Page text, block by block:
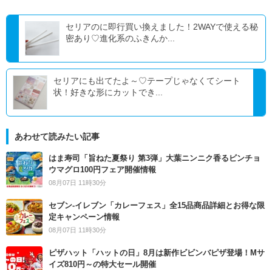
セリアのに即行買い換えました！2WAYで使える秘
密あり♡進化系のふきんか...
セリアにも出てたよ～♡テープじゃなくてシート
状！好きな形にカットでき...
あわせて読みたい記事
はま寿司「旨ねた夏祭り 第3弾」大葉ニンニク香るビンチョ
ウマグロ100円フェア開催情報
08月07日 11時30分
セブン‐イレブン「カレーフェス」全15品商品詳細とお得な限
定キャンペーン情報
08月07日 11時30分
ピザハット「ハットの日」8月は新作ビビンバピザ登場！Mサ
イズ810円～の特大セール開催